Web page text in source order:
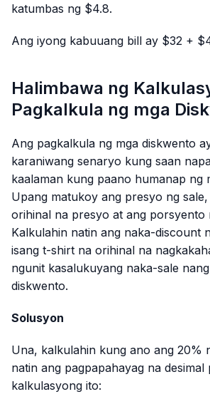
katumbas ng $4.8.
Ang iyong kabuuang bill ay $32 +
Halimbawa ng
Pagkalkula ng mga
Ang pagkalkula ng mga diskwento
karaniwang senaryo kung saan
kaalaman kung paano humanap ng
Upang matukoy ang presyo ng
orihinal na presyo at ang porsyento
Kalkulahin natin ang naka-discount
isang t-shirt na orihinal na
ngunit kasalukuyang naka-sale
diskwento.
Solusyon
Una, kalkulahin kung ano ang 20%
natin ang pagpapahayag na desimal
kalkulasyong ito: